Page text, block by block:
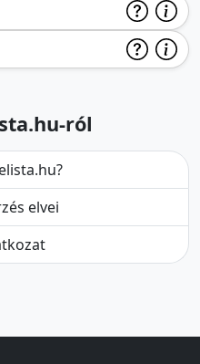
ról
elvei